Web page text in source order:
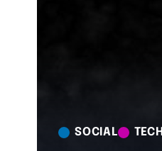
SOCIAL TECH